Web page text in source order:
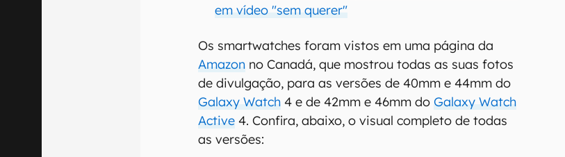
em vídeo "sem querer"
Os smartwatches foram vistos em uma página da
Amazon no Canadá, que mostrou todas as suas fotos
de divulgação, para as versões de 40mm e 44mm do
Galaxy Watch 4 e de 42mm e 46mm doGalaxy Watch
Active 4. Confira, abaixo, o visual completo de todas
as versões: